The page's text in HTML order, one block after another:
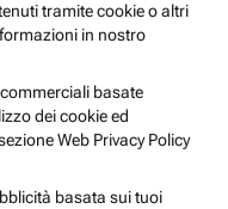
tramite cookie o altri
in nostro
basate
dei cookie ed
Web Privacy Policy
basata sui tuoi